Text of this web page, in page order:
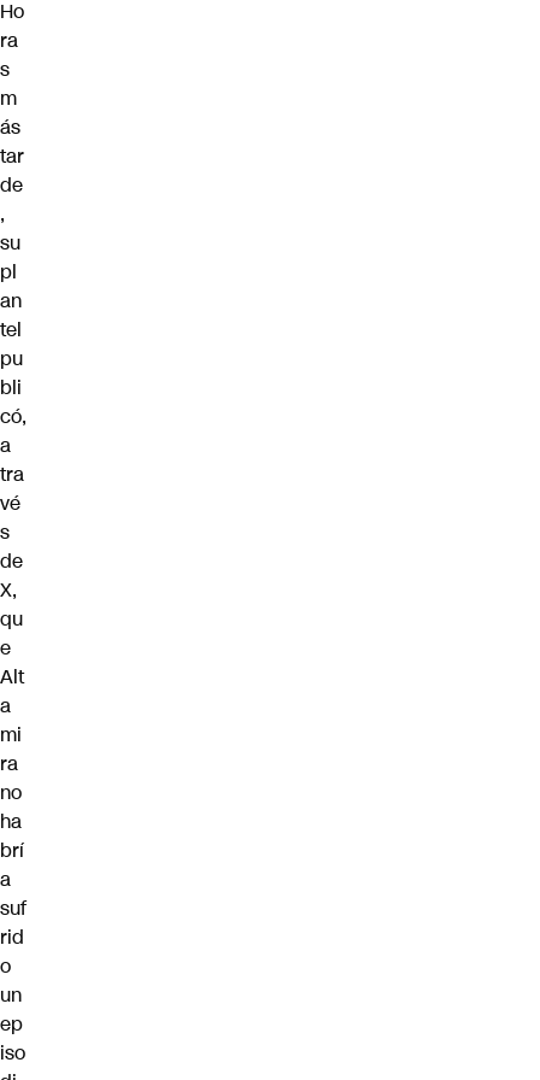
Ho
ra
s
m
ás
tar
de
,
su
pl
an
tel
pu
bli
có,
a
tra
vé
s
de
X,
qu
e
Alt
a
mi
ra
no
ha
brí
a
suf
rid
o
un
ep
iso